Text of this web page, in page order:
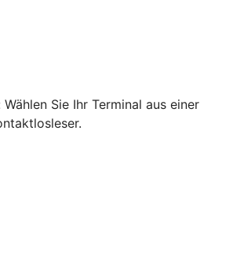
Sie Ihr Terminal aus einer